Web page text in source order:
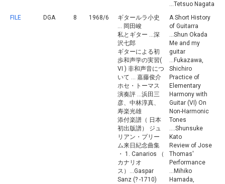
...Tetsuo Nagata
FILE
DGA 8 1968/6
ギタールラ小史
... 岡田峻
私とギター ...深
沢七郎
ギターによる初
歩和声学の実習(
VI ) 非和声音につ
いて ... 嘉藤俊介
ホセ・トーマス
演奏評 ...浜田三
彦、中林淳真、
寿楽光雄
添付楽譜（ 日本
初出版譜） ジュ
リアン・プリー
ム来日紀念曲集
・ 1. Canarios （
カナリオ
ス）...Gaspar
Sanz (? -1710)
A Short History
of Guitarra
...Shun Okada
Me and my
guitar
...Fukazawa,
Shichiro
Practice of
Elementary
Harmony with
Guitar (VI) On
Non-Harmonic
Tones
....Shunsuke
Kato
Review of Jose
Thomas'
Performance
...Mihiko
Hamada,